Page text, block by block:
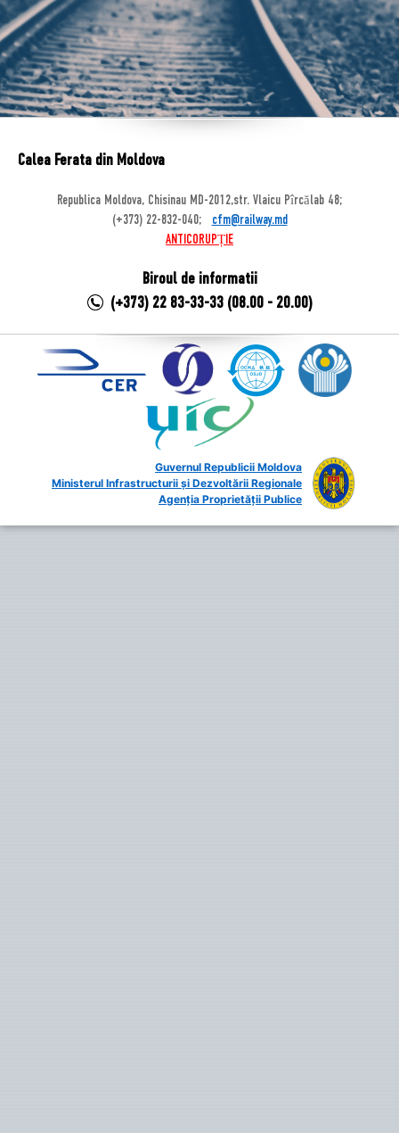
Calea Ferata din Moldova
Republica Moldova, Chisinau MD-2012,str. Vlaicu Pîrcălab 48;
(+373) 22-832-040;
cfm@railway.md
ANTICORUPȚIE
Biroul de informatii
(+373) 22 83-33-33 (08.00 - 20.00)
Guvernul Republicii Moldova
Ministerul Infrastructurii și Dezvoltării Regionale
Agenția Proprietății Publice